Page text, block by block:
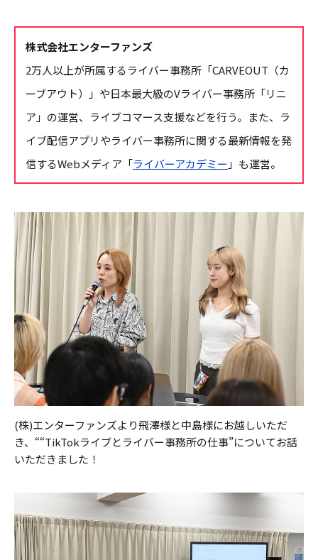
株式会社エンターファンズ
2万人以上が所属するライバー事務所「CARVEOUT（カ
ーブアウト）」や日本最大級のVライバー事務所「リニ
ア」の運営、ライブコマース支援などを行う。また、ラ
イブ配信アプリやライバー事務所に関する最新情報を発
信するWebメディア「ライバーアカデミー 」も運営。
(株)エンターファンズより飛澤様と中島様にお越しいただ
き、““TikTokライブとライバー事務所の仕事”についてお話
いただきました！